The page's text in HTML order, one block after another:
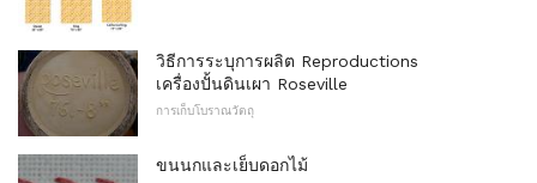
วิธีการระบุการผลิต Reproductions
เครื่องปั้นดินเผา Roseville
การเก็บโบราณวัตถุ
ขนนกและเย็บดอกไม้